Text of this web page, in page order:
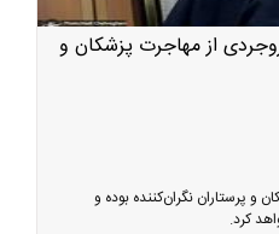
از مهاجرت پزشکان و
و پرستاران نگران‌کننده بوده و
کرد.